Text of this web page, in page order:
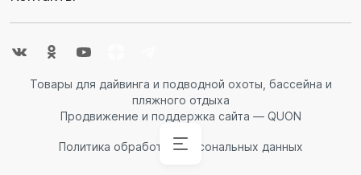
Аксессуары Ножи,
Аксессуары Ласты
Спасательные
Аксессуары Очки
ГидрокостюмыОбувь
ГидрокостюмыСнаряжение
ГермопродукцияКомбинезоны
Товары для дайвинга и подводной охоты, бассейна и
пляжного отдыха
Продвижение и поддержка сайта — QUON
Политика обработки персональных данных